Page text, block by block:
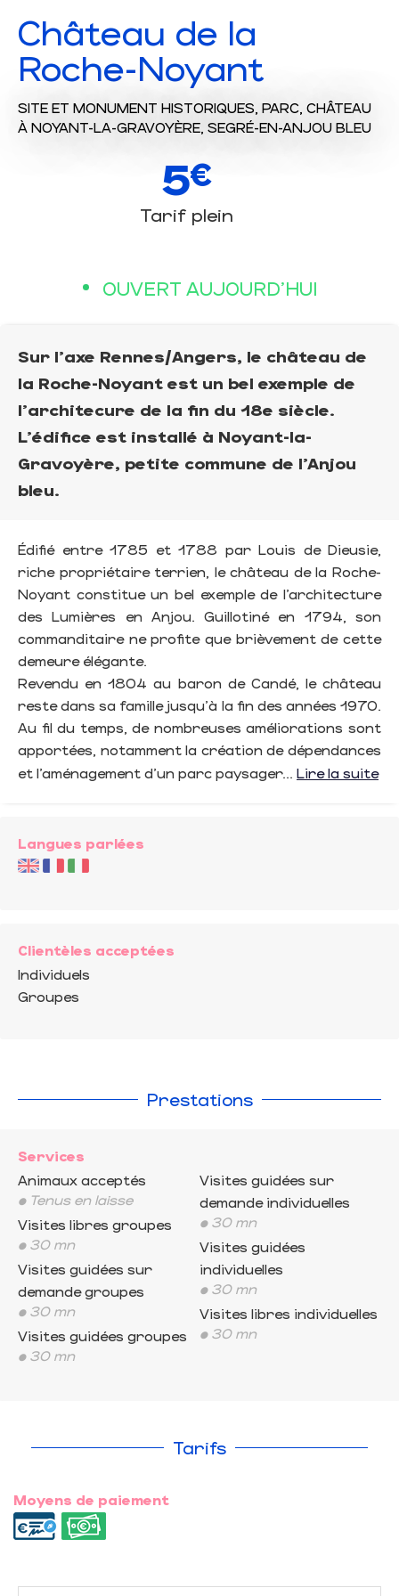
Château de la
Roche-Noyant
SITE ET MONUMENT HISTORIQUES, PARC, CHÂTEAU
À NOYANT-LA-GRAVOYÈRE, SEGRÉ-EN-ANJOU BLEU
5€
Tarif plein
OUVERT AUJOURD'HUI
Sur l'axe Rennes/Angers, le château de
la Roche-Noyant est un bel exemple de
l'architecure de la fin du 18e siècle.
L'édifice est installé à Noyant-la-
Gravoyère, petite commune de l'Anjou
bleu.
Édifié entre 1785 et 1788 par Louis de Dieusie,
riche propriétaire terrien, le château de la Roche-
Noyant constitue un bel exemple de l’architecture
des Lumières en Anjou. Guillotiné en 1794, son
commanditaire ne profite que brièvement de cette
demeure élégante.
Revendu en 1804 au baron de Candé, le château
reste dans sa famille jusqu’à la fin des années 1970.
Au fil du temps, de nombreuses améliorations sont
apportées, notamment la création de dépendances
et l’aménagement d’un parc paysager... Lire la suite
Langues parlées
Clientèles acceptées
Individuels
Groupes
Prestations
Services
Animaux acceptés
• Tenus en laisse
Visites libres groupes
• 30 mn
Visites guidées sur
demande groupes
• 30 mn
Visites guidées groupes
• 30 mn
Visites guidées sur
demande individuelles
• 30 mn
Visites guidées
individuelles
• 30 mn
Visites libres individuelles
• 30 mn
Tarifs
Moyens de paiement